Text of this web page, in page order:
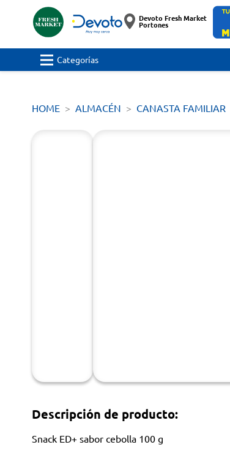
Devoto Fresh Market
Portones
Categorías
HOME ALMACÉN CANASTA FAMILIAR
Descripción de producto:
Snack ED+ sabor cebolla 100 g